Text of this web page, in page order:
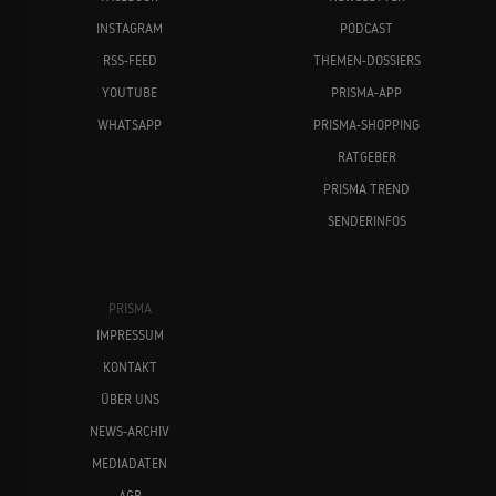
INSTAGRAM
RSS-FEED
YOUTUBE
WHATSAPP
PODCAST
THEMEN-DOSSIERS
PRISMA-APP
PRISMA-SHOPPING
RATGEBER
PRISMA TREND
SENDERINFOS
PRISMA
IMPRESSUM
KONTAKT
ÜBER UNS
NEWS-ARCHIV
MEDIADATEN